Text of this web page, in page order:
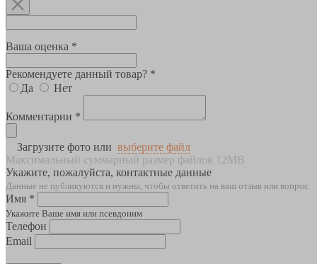
Ваша оценка *
Рекомендуете данный товар? *
Да
Нет
Комментарии *
Загрузите фото или выберите файл
Максимальный суммарный размер файлов 12MB
Укажите, пожалуйста, контактные данные
Данные не публикуются и нужны, чтобы ответить на ваш отзыв или вопрос
Имя *
Укажите Ваше имя или псевдоним
Телефон
Email